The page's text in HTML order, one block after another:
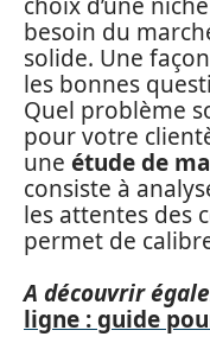
besoin du
solide. Une
les bonnes
Quel problème
pour votre
une étude de
consiste à
les attentes des
permet de
A découvrir
ligne : guide